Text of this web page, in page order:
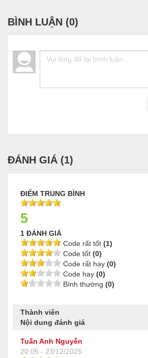
BÌNH LUẬN (0)
ĐÁNH GIÁ (1)
ĐIỂM TRUNG BÌNH
5
1 ĐÁNH GIÁ
Code rất tốt (1)
Code tốt (0)
Code rất hay (0)
Code hay (0)
Bình thường (0)
Thành viên
Nội dung đánh giá
Tuấn Anh Nguyễn
20:05 - 23/12/2025